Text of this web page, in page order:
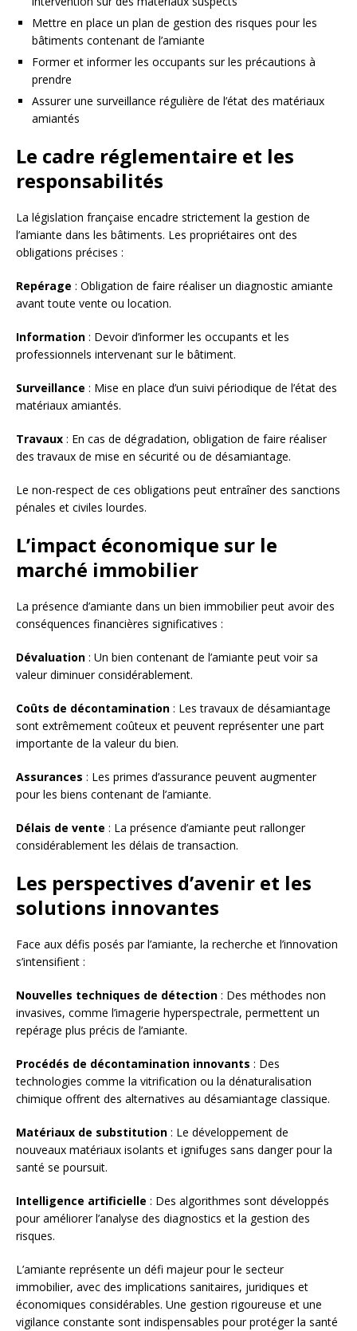
Mettre en place un plan de gestion des risques pour les
bâtiments contenant de l’amiante
Former et informer les occupants sur les précautions à
prendre
Assurer une surveillance régulière de l’état des matériaux
amiantés
Le cadre réglementaire et les
responsabilités
La législation française encadre strictement la gestion de
l’amiante dans les bâtiments. Les propriétaires ont des
obligations précises :
Repérage : Obligation de faire réaliser un diagnostic amiante
avant toute vente ou location.
Information : Devoir d’informer les occupants et les
professionnels intervenant sur le bâtiment.
Surveillance : Mise en place d’un suivi périodique de l’état des
matériaux amiantés.
Travaux : En cas de dégradation, obligation de faire réaliser
des travaux de mise en sécurité ou de désamiantage.
Le non-respect de ces obligations peut entraîner des sanctions
pénales et civiles lourdes.
L’impact économique sur le
marché immobilier
La présence d’amiante dans un bien immobilier peut avoir des
conséquences financières significatives :
Dévaluation : Un bien contenant de l’amiante peut voir sa
valeur diminuer considérablement.
Coûts de décontamination : Les travaux de désamiantage
sont extrêmement coûteux et peuvent représenter une part
importante de la valeur du bien.
Assurances : Les primes d’assurance peuvent augmenter
pour les biens contenant de l’amiante.
Délais de vente : La présence d’amiante peut rallonger
considérablement les délais de transaction.
Les perspectives d’avenir et les
solutions innovantes
Face aux défis posés par l’amiante, la recherche et l’innovation
s’intensifient :
Nouvelles techniques de détection : Des méthodes non
invasives, comme l’imagerie hyperspectrale, permettent un
repérage plus précis de l’amiante.
Procédés de décontamination innovants : Des
technologies comme la vitrification ou la dénaturalisation
chimique offrent des alternatives au désamiantage classique.
Matériaux de substitution : Le développement de
nouveaux matériaux isolants et ignifuges sans danger pour la
santé se poursuit.
Intelligence artificielle : Des algorithmes sont développés
pour améliorer l’analyse des diagnostics et la gestion des
risques.
L’amiante représente un défi majeur pour le secteur
immobilier, avec des implications sanitaires, juridiques et
économiques considérables. Une gestion rigoureuse et une
vigilance constante sont indispensables pour protéger la santé